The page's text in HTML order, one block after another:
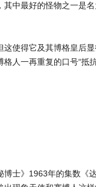
中最好的怪物之一是
使得它及其博格皇后
人一再重复的口号“抵
士》1963年的集数《